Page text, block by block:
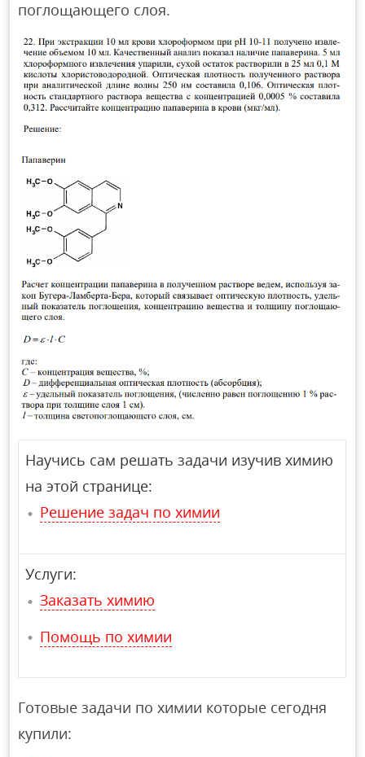
поглощающего слоя.
Научись сам решать задачи изучив химию
на этой странице:
Решение задач по химии
Услуги:
Заказать химию
Помощь по химии
Готовые задачи по химии которые сегодня
купили: